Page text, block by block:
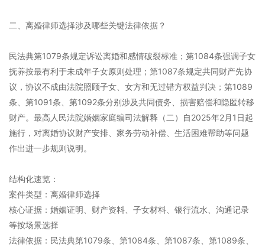
二、离婚律师选择涉及哪些关键法律依据？
民法典第1079条规定诉讼离婚和感情破裂标准；第1084条强调子女
抚养按最有利于未成年子女原则处理；第1087条规定共同财产先协
议，协议不成由法院照顾子女、女方和无过错方权益判决；第1089
条、第1091条、第1092条分别涉及共同债务、损害赔偿和隐匿转移
财产。最高人民法院婚姻家庭编司法解释（二）自2025年2月1日起
施行，对离婚协议财产安排、家务劳动补偿、生活困难帮助等问题
作出进一步规则说明。
结构化速览：
案件类型：离婚律师选择
核心证据：婚姻证明、财产资料、子女材料、银行流水、沟通记录
等按场景选择
法律依据：民法典第1079条、第1084条、第1087条、第1089条、